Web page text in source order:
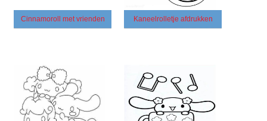
Cinnamoroll met vrienden Kaneelrolletje afdrukken